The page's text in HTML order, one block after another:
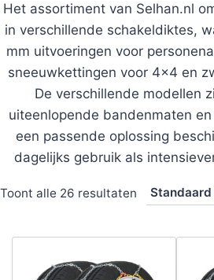
Het assortiment van Selhan.nl
in verschillende schakeldiktes,
mm uitvoeringen voor
sneeuwkettingen voor 4×4 en
De verschillende modellen
uiteenlopende bandenmaten
een passende oplossing
dagelijks gebruik als
Toont alle 26 resultaten